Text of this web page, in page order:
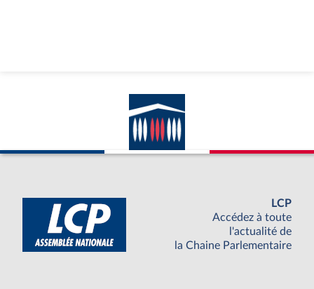
LCP
Accédez à toute
l'actualité de
la Chaine Parlementaire